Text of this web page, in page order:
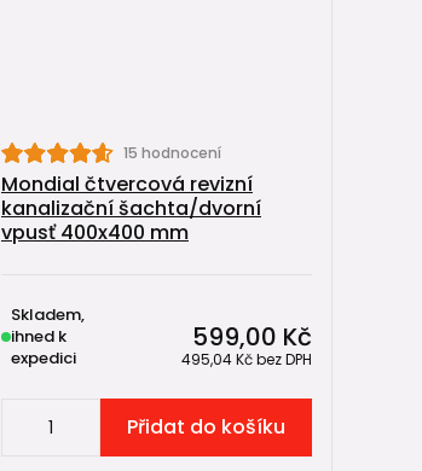
15 hodnocení
Mondial čtvercová revizní
kanalizační šachta/dvorní
vpusť 400x400 mm
599,00 Kč
495,04 Kčbez DPH
Skladem,
ihned k
expedici
Přidat do košíku